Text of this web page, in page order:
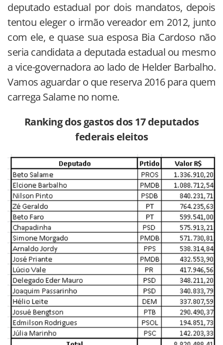
deputado estadual por dois mandatos, depois
tentou eleger o irmão vereador em 2012, junto
com ele, e quase sua esposa Bia Cardoso não
seria candidata a deputada estadual ou mesmo
a vice-governadora ao lado de Helder Barbalho.
Vamos aguardar o que reserva 2016 para quem
carrega Salame no nome.
Ranking dos gastos dos 17deputados
federais eleitos